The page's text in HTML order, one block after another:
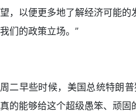
望，以便更多地了解经济可能
我们的政策立场。”
周二早些时候，美国总统特朗
真的能够给这个超级愚笨、顽